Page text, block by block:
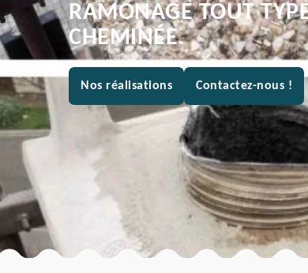
RAMONAGE TOUT
CHEMINÉE.
Nos réalisations Contactez-nous !